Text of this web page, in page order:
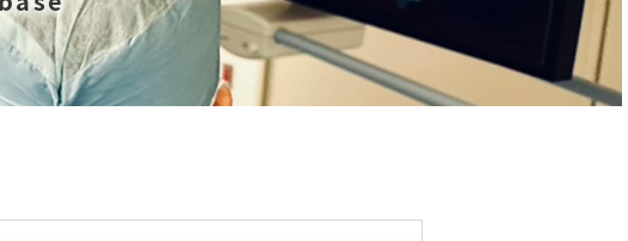
考リンク集
専用